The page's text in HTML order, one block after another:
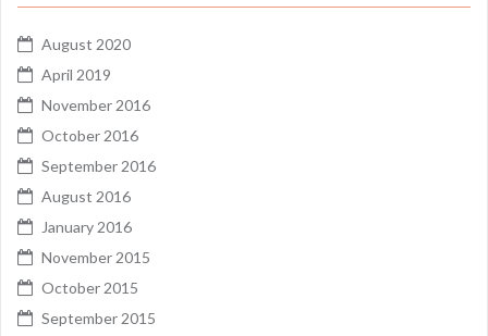
August 2020
April 2019
November 2016
October 2016
September 2016
August 2016
January 2016
November 2015
October 2015
September 2015